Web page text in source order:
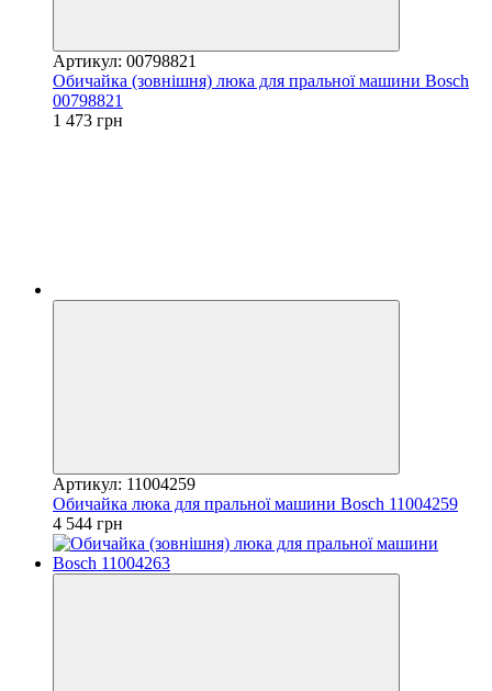
Артикул: 00798821
Обичайка (зовнішня) люка для пральної машини Bosch
00798821
1 473 грн
Артикул: 11004259
Обичайка люка для пральної машини Bosch 11004259
4 544 грн